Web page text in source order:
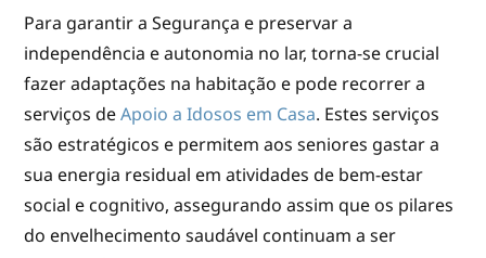
Para garantir a Segurança e preservar a
independência e autonomia no lar, torna-se crucial
fazer adaptações na habitação e pode recorrer a
serviços deApoio a Idosos em Casa. Estes serviços
são estratégicos e permitem aos seniores gastar a
sua energia residual em atividades de bem-estar
social e cognitivo, assegurando assim que os pilares
do envelhecimento saudável continuam a ser